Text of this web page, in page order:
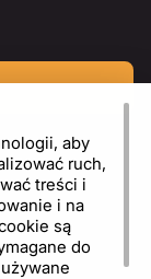
aby
ruch,
treści i
i na
są
do